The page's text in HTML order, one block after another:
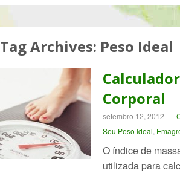
Tag Archives: Peso Ideal
Corporal
setembro 12, 2012 -
Seu Peso Ideal,
O índice de
utilizada para